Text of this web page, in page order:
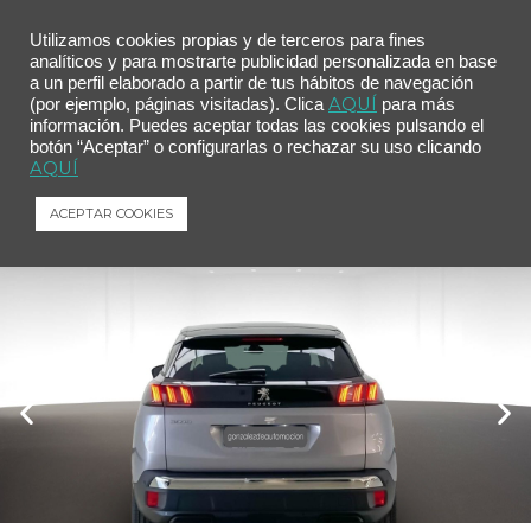
/Comprar tu coche/ Peugeot 3008 1.2 PureTech 96KW S&S Allure Pack
Peugeot 3008 1.2 PureTech 96KW S&S
Allure Pack
Utilizamos cookies propias y de terceros para fines
analíticos y para mostrarte publicidad personalizada en base
a un perfil elaborado a partir de tus hábitos de navegación
(por ejemplo, páginas visitadas). Clica AQUÍ para más
información. Puedes aceptar todas las cookies pulsando el
botón “Aceptar” o configurarlas o rechazar su uso clicando
AQUÍ
ACEPTAR COOKIES